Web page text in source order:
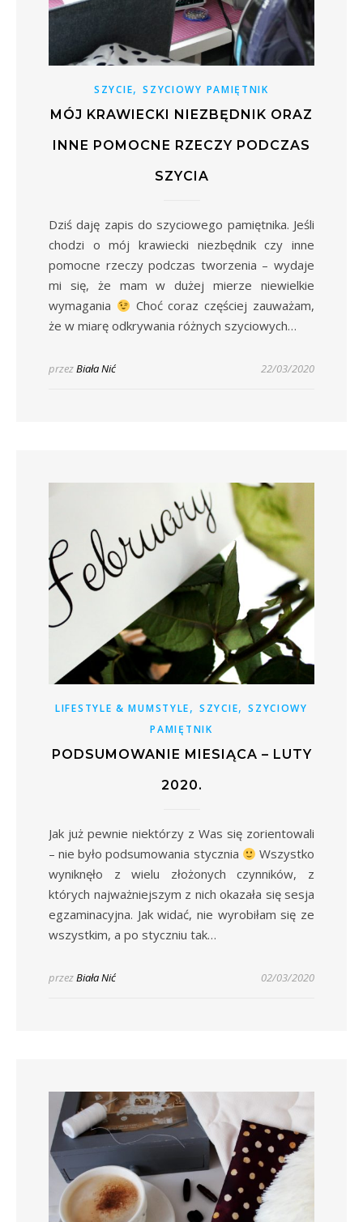
SZYCIE,SZYCIOWY PAMIĘTNIK
MÓJ KRAWIECKI NIEZBĘDNIK ORAZ
INNE POMOCNE RZECZY PODCZAS
SZYCIA
Dziś daję zapis do szyciowego pamiętnika. Jeśli
chodzi o mój krawiecki niezbędnik czy inne
pomocne rzeczy podczas tworzenia – wydaje
mi się, że mam w dużej mierze niewielkie
wymagania
Choć coraz częściej zauważam,
że w miarę odkrywania różnych szyciowych…
przezBiała Nić 22/03/2020
LIFESTYLE & MUMSTYLE,SZYCIE,SZYCIOWY
PAMIĘTNIK
PODSUMOWANIE MIESIĄCA – LUTY
2020.
Jak już pewnie niektórzy z Was się zorientowali
– nie było podsumowania stycznia
Wszystko
wyniknęło z wielu złożonych czynników, z
których najważniejszym z nich okazała się sesja
egzaminacyjna. Jak widać, nie wyrobiłam się ze
wszystkim, a po styczniu tak…
przezBiała Nić 02/03/2020